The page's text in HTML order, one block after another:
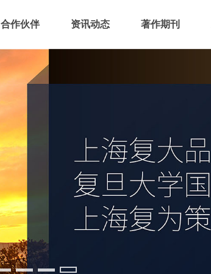
合作伙伴 资讯动态 著作期刊